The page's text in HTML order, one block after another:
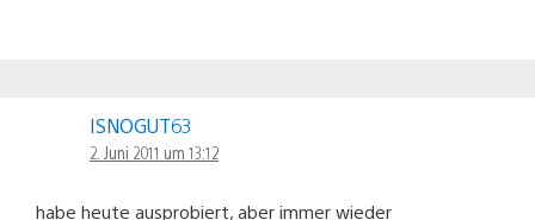
ISNOGUT63
2. Juni 2011 um 13:12
habe heute ausprobiert, aber immer wieder